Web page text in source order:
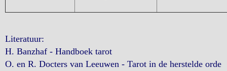
Literatuur:
H. Banzhaf - Handboek tarot
O. en R. Docters van Leeuwen - Tarot in de herstelde orde